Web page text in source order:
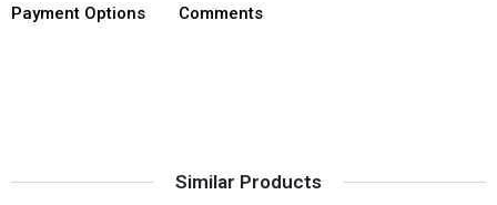
Payment Options Comments
Similar Products